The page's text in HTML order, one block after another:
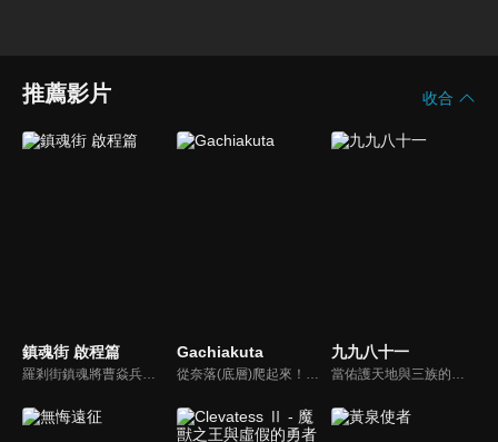
推薦影片 收合
鎮魂街 啟程篇
羅剎街鎮魂將曹焱兵和寄靈人夏鈴踏上修復靈槐之路，羽林街鎮魂將南禦夫卻受命緝拿曹焱兵，恰有菩提街鎮魂將北落師門 出面平息事態。 但南禦夫心懷鬼胎，北落師門與女孩水兒也暗藏秘密，曹焱兵和夏鈴又將如何應對。 菩提樹下，三方命運交結，最終會湧到何處。
Gachiakuta
從奈落(底層)爬起來！一切都是為了改變這個「糞土般的世界」──！《GACHIAKUTA》以生活在罪犯後裔聚集的貧民窟孤兒少年「路德」為主角，展開的熱血戰鬥冒險故事。作品自2022年2月起開始連載，並榮獲「下一部人氣漫畫大賞2022」紙本漫畫類別Global特別獎。
九九八十一
當佑護天地與三族的隱樹開始衰敗，背負天授的身份和使命，碧涵踏上了這段漫漫征程。為找到鴻蒙，還世間安寧，一路千難萬險，荊棘叢生。有至親至密的溫切，亦有至惡至險的阻隔，幸得夥伴並肩，雖一路坎坷，仍且行且歌。